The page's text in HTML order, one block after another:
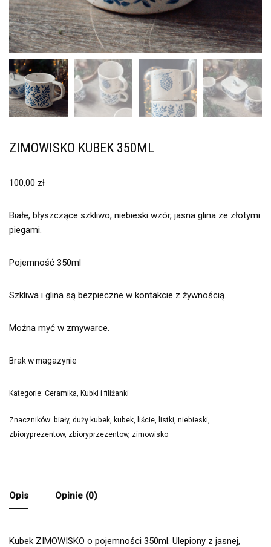
ZIMOWISKO KUBEK 350ML
100,00 zł
Białe, błyszczące szkliwo, niebieski wzór, jasna glina ze złotymi
piegami.
Pojemność 350ml
Szkliwa i glina są bezpieczne w kontakcie z żywnością.
Można myć w zmywarce.
Brak w magazynie
Kategorie: Ceramika, Kubki i filiżanki
Znaczników: biały, duży kubek, kubek, liście, listki, niebieski,
zbioryprezentow, zbioryprzezentow, zimowisko
Opis Opinie (0)
Kubek ZIMOWISKO o pojemności 350ml. Ulepiony z jasnej,